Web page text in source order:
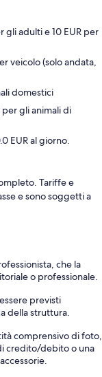
gli adulti e 10 EUR per
veicolo (solo andata,
domestici
gli animali di
EUR al giorno.
Tariffe e
e sono soggetti a
che la
o professionale.
previsti
della struttura.
comprensivo di foto,
credito/debito o una